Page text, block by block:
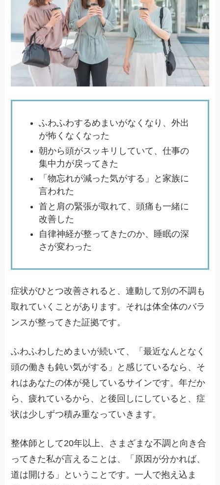
ふわふわするめまいがなくなり、外出
が怖くなくなった
朝から頭がスッキリしていて、仕事の
集中力が戻ってきた
「物忘れが減った気がする」と家族に
言われた
首と肩の緊張が取れて、頭痛も一緒に
改善した
自律神経が整ってきたのか、睡眠の深
さが変わった
症状がひとつ改善されると、連動して別の不調も
取れていくことがあります。それは体全体のバラ
ンスが整ってきた証拠です。
ふわふわしためまいが続いて、「最近なんとなく
頭の働きも鈍い気がする」と感じているなら、そ
れはあなたの体が発しているサインです。年だか
ら、疲れているから、と後回しにしていると、症
状は少しずつ積み重なっていきます。
整体師として20年以上、さまざまな不調と向き合
ってきた私が言えることは、「原因が分かれば、
道は開ける」ということです。一人で抱え込ま